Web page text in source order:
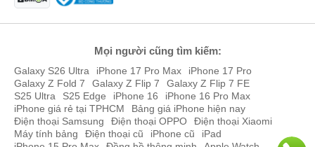
Mọi người cũng tìm kiếm:
Galaxy S26 Ultra iPhone 17 Pro Max
iPhone 17 Pro
Galaxy Z Fold 7
Galaxy Z Flip 7
Galaxy Z Flip 7 FE
S25 Ultra
S25 Edge iPhone 16
iPhone 16 Pro Max
iPhone giá rẻ tại TPHCM
Bảng giá iPhone hiện nay
Điện thoại Samsung
Điện thoại OPPO
Điện thoại Xiaomi
Máy tính bảng
Điện thoại cũ iPhone cũ
iPad